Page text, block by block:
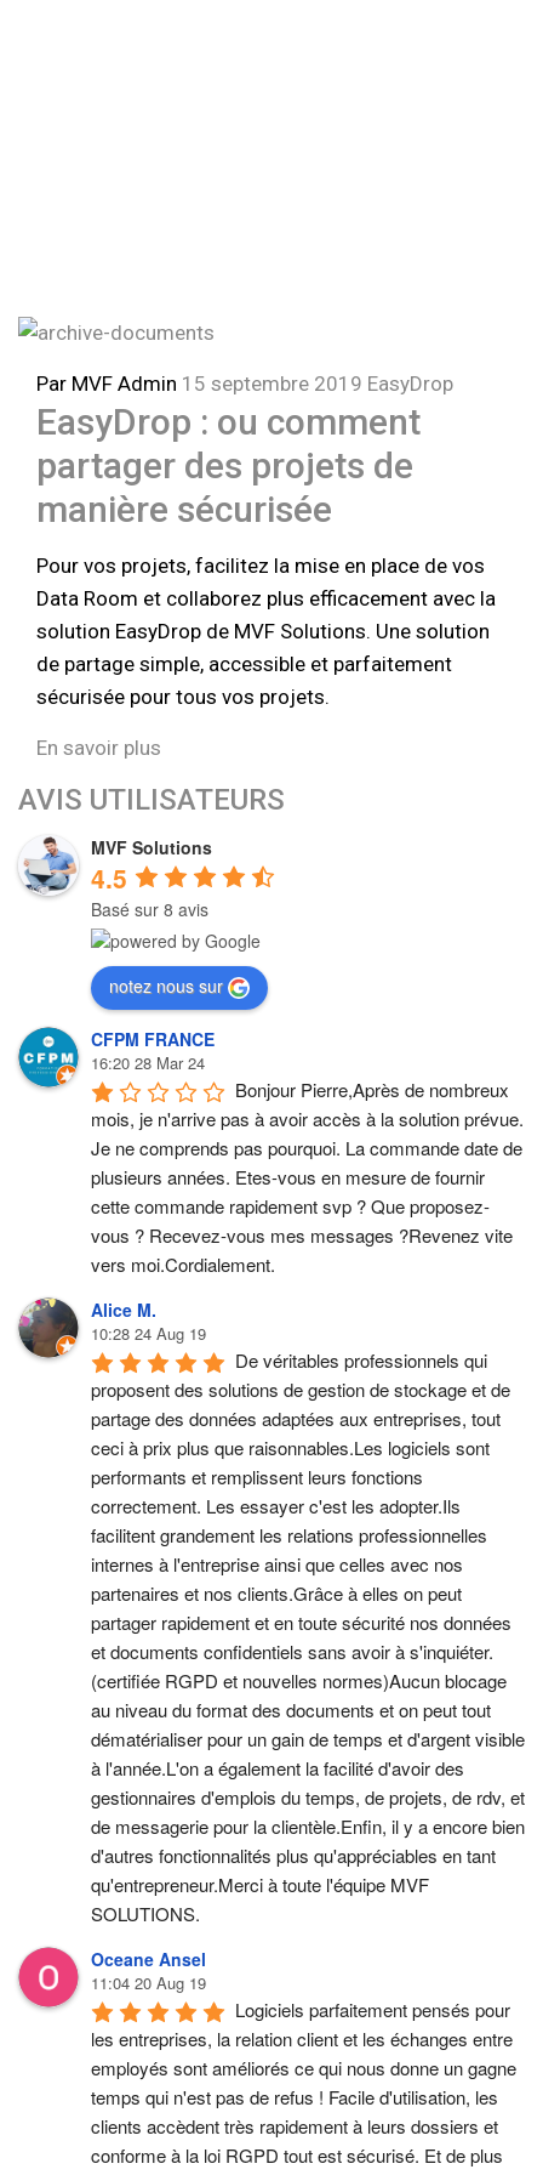
Par MVF Admin 15 septembre 2019 EasyDrop
EasyDrop : ou comment
partager des projets de
manière sécurisée
Pour vos projets, facilitez la mise en place de vos
Data Room et collaborez plus efficacement avec la
solution EasyDrop de MVF Solutions. Une solution
de partage simple, accessible et parfaitement
sécurisée pour tous vos projets.
En savoir plus
AVIS UTILISATEURS
MVF Solutions
4.5
Basé sur 8 avis
notez nous sur
CFPM FRANCE
16:20 28 Mar 24
Bonjour Pierre,Après de nombreux
mois, je n'arrive pas à avoir accès à la solution prévue.
Je ne comprends pas pourquoi. La commande date de
plusieurs années. Etes-vous en mesure de fournir
cette commande rapidement svp ? Que proposez-
vous ? Recevez-vous mes messages ?Revenez vite
vers moi.Cordialement.
Alice M.
10:28 24 Aug 19
De véritables professionnels qui
proposent des solutions de gestion de stockage et de
partage des données adaptées aux entreprises, tout
ceci à prix plus que raisonnables.Les logiciels sont
performants et remplissent leurs fonctions
correctement. Les essayer c'est les adopter.Ils
facilitent grandement les relations professionnelles
internes à l'entreprise ainsi que celles avec nos
partenaires et nos clients.Grâce à elles on peut
partager rapidement et en toute sécurité nos données
et documents confidentiels sans avoir à s'inquiéter.
(certifiée RGPD et nouvelles normes)Aucun blocage
au niveau du format des documents et on peut tout
dématérialiser pour un gain de temps et d'argent visible
à l'année.L'on a également la facilité d'avoir des
gestionnaires d'emplois du temps, de projets, de rdv, et
de messagerie pour la clientèle.Enfin, il y a encore bien
d'autres fonctionnalités plus qu'appréciables en tant
qu'entrepreneur.Merci à toute l'équipe MVF
SOLUTIONS.
Oceane Ansel
11:04 20 Aug 19
Logiciels parfaitement pensés pour
les entreprises, la relation client et les échanges entre
employés sont améliorés ce qui nous donne un gagne
temps qui n'est pas de refus ! Facile d'utilisation, les
clients accèdent très rapidement à leurs dossiers et
conforme à la loi RGPD tout est sécurisé. Et de plus